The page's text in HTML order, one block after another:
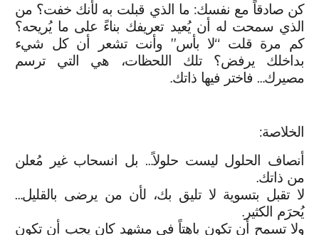
كن صادقاً مع نفسك: ما الذي قبلت به لأنك خفت؟ من
الذي سمحت له أن يُعيد تعريفك بناءً على ما يُريحه؟
كم مرة قلت “لا بأس” وأنت تشعر أن كل شيء
بداخلك يرفض؟ تلك اللحظات، هي التي ترسم
مصيرك… فاختر فيها ذاتك.
الخلاصة:
أنصاف الحلول ليست حلولاً… بل انسحاب غير مُعلن
من ذاتك.
لا تقبل بتسوية لا تليق بك، لأن من يرضى بالقليل…
يُحرَم الكثير.
ولا تسمح أن تكون باهتاً في مشهد كان يجب أن تكون